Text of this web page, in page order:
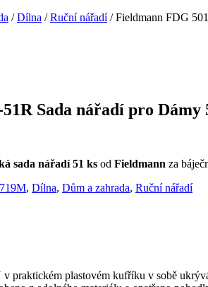
/Dílna /Ruční nářadí/ Fieldmann FDG
Sada nářadí pro Dámy
sada nářadí 51 ks od Fieldmann za
, Dílna, Dům a zahrada, Ruční nářadí
plastovém kufříku v sobě